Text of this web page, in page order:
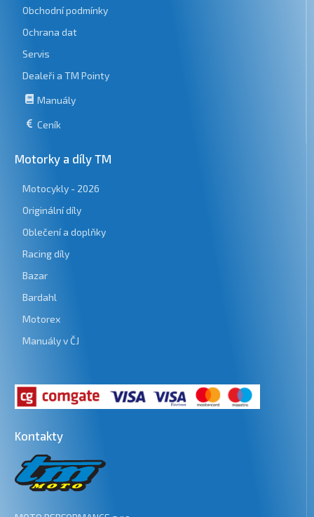
Obchodní podmínky
Ochrana dat
Servis
Dealeři a TM Pointy
Manuály
Ceník
Motorky a díly TM
Motocykly - 2026
Originální díly
Oblečení a doplňky
Racing díly
Bazar
Bardahl
Motorex
Manuály v ČJ
Kontakty